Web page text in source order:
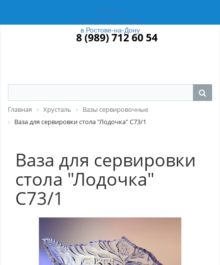
Магазин
Российский Фарфор
в Ростове-на-Дону
8 (989) 712 60 54
Главная Хрусталь
Вазы сервировочные
Ваза для сервировки стола "Лодочка" С73/1
Ваза для сервировки
стола "Лодочка"
С73/1